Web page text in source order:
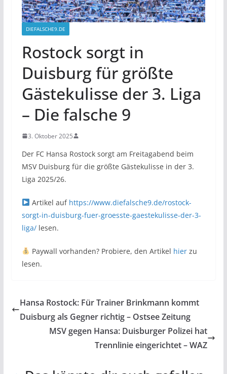
DIEFALSCHE9.DE
Rostock sorgt in
Duisburg für größte
Gästekulisse der 3. Liga
– Die falsche 9
3. Oktober 2025
Der FC Hansa Rostock sorgt am Freitagabend beim
MSV Duisburg für die größte Gästekulisse in der 3.
Liga 2025/26.
Artikel auf https://www.diefalsche9.de/rostock-
sorgt-in-duisburg-fuer-groesste-gaestekulisse-der-3-
liga/lesen.
Paywall vorhanden? Probiere, den Artikel hierzu
lesen.
Hansa Rostock: Für Trainer Brinkmann kommt
Duisburg als Gegner richtig – Ostsee Zeitung
MSV gegen Hansa: Duisburger Polizei hat
Trennlinie eingerichtet – WAZ